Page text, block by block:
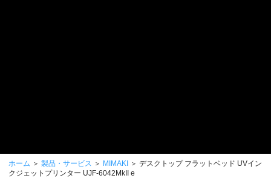
ホーム ＞ 製品・サービス ＞ MIMAKI
＞ デスクトップ フラットベッド UVイン
クジェットプリンター UJF-6042MkII e